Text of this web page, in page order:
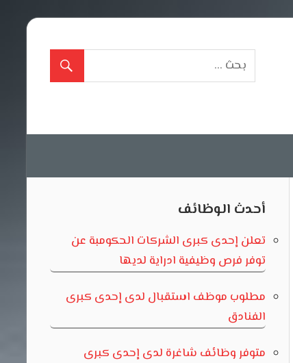
أحدث الوظائف
تعلن إحدى كبرى الشركات الحكومبة عن
توفر فرص وظيفية ادراية لديها
مطلوب موظف استقبال لدى إحدى كبرى
الفنادق
متوفر وظائف شاغرة لدى إحدى كبرى